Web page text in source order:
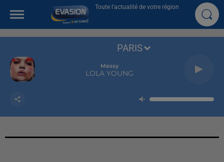
Toute l'actualité de votre région
Messy
LOLA YOUNG
PARIS